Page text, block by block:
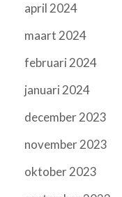
april 2024
maart 2024
februari 2024
januari 2024
december 2023
november 2023
oktober 2023